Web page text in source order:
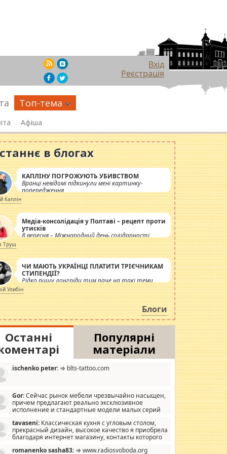
Вхід
Реєстрація
Топ-тема
Афіша
в блогах
КАПЛІНУ ПОГРОЖУЮТЬ УБИВСТВОМ
Вранці невідомі підкинули мені картинку-
попередження
Каплін
Медіа-консолідація у Полтаві – рецепт проти
утисків
8 вересня – Міжнародний день солідарності
журналістів.
Труш
ЧИ МАЮТЬ УКРАЇНЦІ ПЛАТИТИ ТРІЄЧНИКАМ
СТИПЕНДІЇ?
Рідко пишу лонгріди тим паче на такі теми,
але вже просто дістало! Обурюють сьогоднішні
інсенуації навколо стипендіального питання.
Штучно роздувається ще одна соціальна
катастрофа.
Улибін
Блоги
Останні
Популярні
матеріали
ischenko peter: ⇒ blts-tattoo.com
Gor:Сейчас рынок мебели чрезвычайно насыщен,
причем предлагают реально эксклюзивное
исполнение и стандартные модели малых серий
мало походит на стандартные формы, в MebelOk,
и что главное - со вкусом все в порядке,
ненужных наворотов удорожающих мебель, а это не
tavaseni: Классическая кухня с угловым столом,
прекрасный дизайн, высокое качество я приобрела
благодаря интернет магазину, контакты которого
romanenko sasha83: ⇒ www.radiosvoboda.org